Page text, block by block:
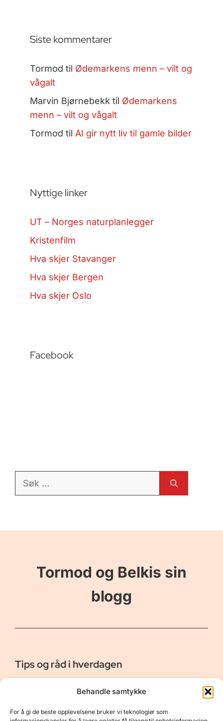
Behandle samtykke
For å gi de beste opplevelsene bruker vi teknologier som
Siste kommentarer
Tormod til Ødemarkens menn – vilt og
vågalt
Marvin Bjørnebekktil Ødemarkens
menn – vilt og vågalt
Tormod til AI gir nytt liv til gamle bilder
Nyttige linker
UT – Norges naturplanlegger
Kristenfilm
Hva skjer Stavanger
Hva skjer Bergen
Hva skjer Oslo
Facebook
Søk
Tormod og Belkis sin
blogg
Tips og råd i hverdagen
Er vår bloggside hvor vi ønsker å dele våre opplevelser og
gi deg råd og tips innen reiser, hotell - og restauranter,
naturopplevelser, personlig pleie, data, film og bøker m.m.
Nyttige Linker Resurser